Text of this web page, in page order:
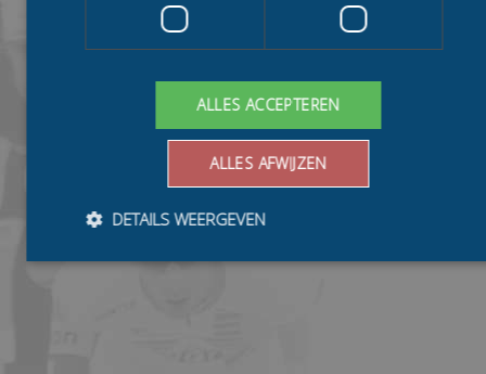
ALLES ACCEPTEREN
ALLES AFWIJZEN
DETAILS WEERGEVEN